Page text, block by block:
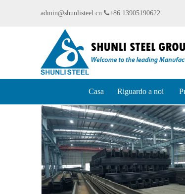
admin@shunlisteel.cn +86 13905190622
Casa Riguardo a noi